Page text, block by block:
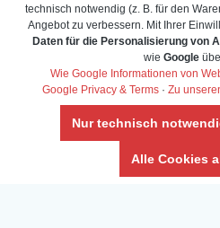
technisch notwendig (z. B. für den
Angebot zu verbessern. Mit Ihrer
Daten für die Personalisierung von
wie Google
Wie Google Informationen von
Google Privacy & Terms · Zu
Nur technisch
Alle Cookies